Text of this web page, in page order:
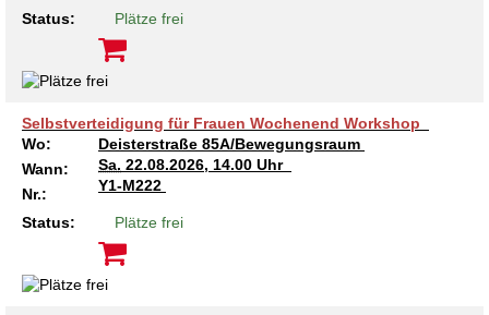
Status: Plätze frei
Selbstverteidigung für Frauen Wochenend Workshop
Wo:
Deisterstraße 85A/Bewegungsraum
Wann:
Sa. 22.08.2026, 14.00 Uhr
Nr.:
Y1-M222
Status: Plätze frei